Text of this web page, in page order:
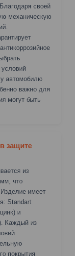
своей
механическую
автомобилю
важно для
могут быть
защите
из
что
имеет
Standart
и
Каждый из
покрытия